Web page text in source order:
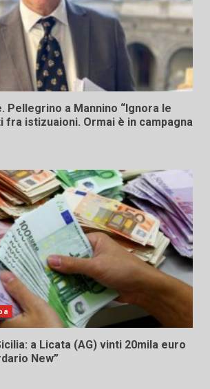
Pellegrino a Mannino “Ignora le
fra istizuaioni. Ormai è in campagna
a Licata (AG) vinti 20mila euro
New”